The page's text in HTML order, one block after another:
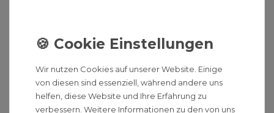
BESCHREIBUNG
HINWEIS
Wir nutzen Cookies auf unserer Website. Einige
von diesen sind essenziell, während andere uns
helfen, diese Website und Ihre Erfahrung zu
verbessern. Weitere Informationen zu den von uns